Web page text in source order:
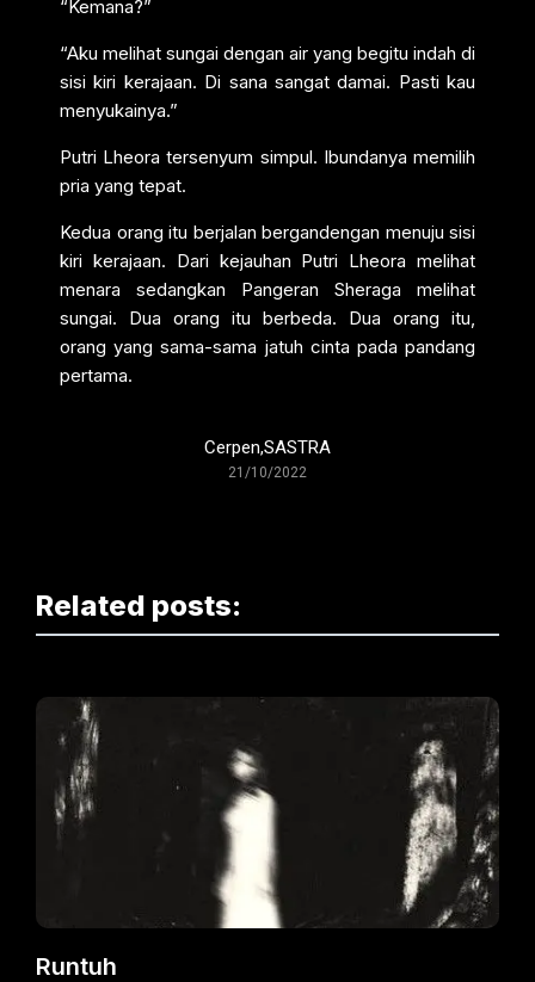
“Kemana?”
“Aku melihat sungai dengan air yang begitu indah di
sisi kiri kerajaan. Di sana sangat damai. Pasti kau
menyukainya.”
Putri Lheora tersenyum simpul. Ibundanya memilih
pria yang tepat.
Kedua orang itu berjalan bergandengan menuju sisi
kiri kerajaan. Dari kejauhan Putri Lheora melihat
menara sedangkan Pangeran Sheraga melihat
sungai. Dua orang itu berbeda. Dua orang itu,
orang yang sama-sama jatuh cinta pada pandang
pertama.
Cerpen,SASTRA
21/10/2022
Related posts:
Runtuh